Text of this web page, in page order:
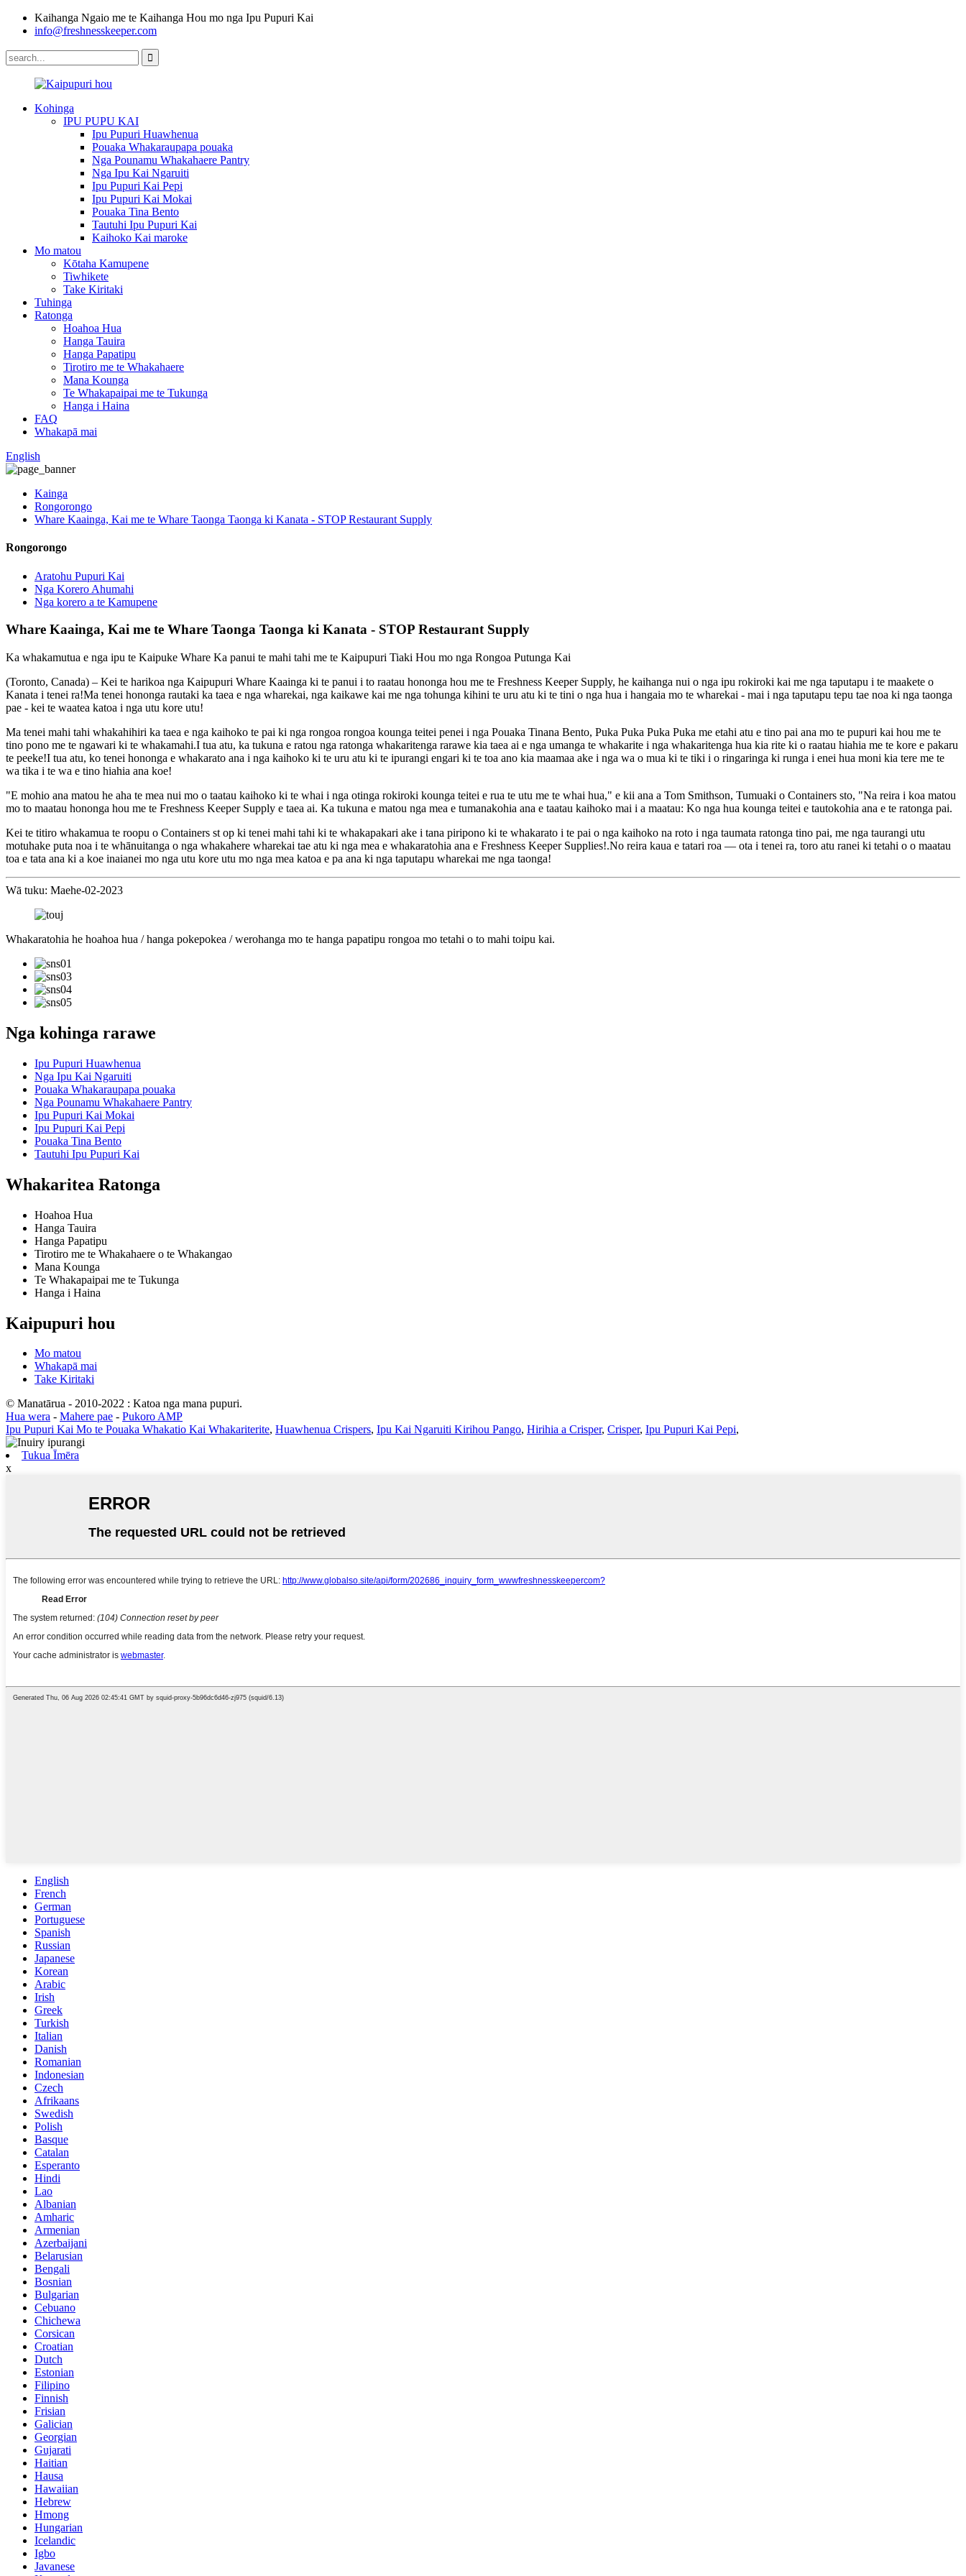
Kaihanga Ngaio me te Kaihanga Hou mo nga Ipu Pupuri Kai
info@freshnesskeeper.com
Kohinga
IPU PUPU KAI
Ipu Pupuri Huawhenua
Pouaka Whakaraupapa pouaka
Nga Pounamu Whakahaere Pantry
Nga Ipu Kai Ngaruiti
Ipu Pupuri Kai Pepi
Ipu Pupuri Kai Mokai
Pouaka Tina Bento
Tautuhi Ipu Pupuri Kai
Kaihoko Kai maroke
Mo matou
Kōtaha Kamupene
Tiwhikete
Take Kiritaki
Tuhinga
Ratonga
Hoahoa Hua
Hanga Tauira
Hanga Papatipu
Tirotiro me te Whakahaere
Mana Kounga
Te Whakapaipai me te Tukunga
Hanga i Haina
FAQ
Whakapā mai
English
Kainga
Rongorongo
Whare Kaainga, Kai me te Whare Taonga Taonga ki Kanata - STOP Restaurant Supply
Rongorongo
Aratohu Pupuri Kai
Nga Korero Ahumahi
Nga korero a te Kamupene
Whare Kaainga, Kai me te Whare Taonga Taonga ki Kanata - STOP Restaurant Supply
Ka whakamutua e nga ipu te Kaipuke Whare Ka panui te mahi tahi me te Kaipupuri Tiaki Hou mo nga Rongoa Putunga Kai
(Toronto, Canada) – Kei te harikoa nga Kaipupuri Whare Kaainga ki te panui i to raatau hononga hou me te Freshness Keeper Supply, he kaihanga nui o nga ipu rokiroki kai me nga taputapu i te maakete o
Kanata i tenei ra!Ma tenei hononga rautaki ka taea e nga wharekai, nga kaikawe kai me nga tohunga kihini te uru atu ki te tini o nga hua i hangaia mo te wharekai - mai i nga taputapu tepu tae noa ki nga taonga
pae - kei te waatea katoa i nga utu kore utu!
Ma tenei mahi tahi whakahihiri ka taea e nga kaihoko te pai ki nga rongoa rongoa kounga teitei penei i nga Pouaka Tinana Bento, Puka Puka Puka Puka me etahi atu e tino pai ana mo te pupuri kai hou me te
tino pono me te ngawari ki te whakamahi.I tua atu, ka tukuna e ratou nga ratonga whakaritenga rarawe kia taea ai e nga umanga te whakarite i nga whakaritenga hua kia rite ki o raatau hiahia me te kore e pakaru
te peeke!I tua atu, ko tenei hononga e whakarato ana i nga kaihoko ki te uru atu ki te ipurangi engari ki te toa ano kia maamaa ake i nga wa o mua ki te tiki i o ringaringa ki runga i enei hua moni kia tere me te
wa tika i te wa e tino hiahia ana koe!
"E mohio ana matou he aha te mea nui mo o taatau kaihoko ki te whai i nga otinga rokiroki kounga teitei e rua te utu me te whai hua," e kii ana a Tom Smithson, Tumuaki o Containers sto, "Na reira i koa matou
mo to maatau hononga hou me te Freshness Keeper Supply e taea ai. Ka tukuna e matou nga mea e tumanakohia ana e taatau kaihoko mai i a maatau: Ko nga hua kounga teitei e tautokohia ana e te ratonga pai.
Kei te titiro whakamua te roopu o Containers st op ki tenei mahi tahi ki te whakapakari ake i tana piripono ki te whakarato i te pai o nga kaihoko na roto i nga taumata ratonga tino pai, me nga taurangi utu
motuhake puta noa i te whānuitanga o nga whakahere wharekai tae atu ki nga mea e whakaratohia ana e Freshness Keeper Supplies!.No reira kaua e tatari roa — ota i tenei ra, toro atu ranei ki tetahi o o maatau
toa e tata ana ki a koe inaianei mo nga utu kore utu mo nga mea katoa e pa ana ki nga taputapu wharekai me nga taonga!
Wā tuku: Maehe-02-2023
Whakaratohia he hoahoa hua / hanga pokepokea / werohanga mo te hanga papatipu rongoa mo tetahi o to mahi toipu kai.
Nga kohinga rarawe
Ipu Pupuri Huawhenua
Nga Ipu Kai Ngaruiti
Pouaka Whakaraupapa pouaka
Nga Pounamu Whakahaere Pantry
Ipu Pupuri Kai Mokai
Ipu Pupuri Kai Pepi
Pouaka Tina Bento
Tautuhi Ipu Pupuri Kai
Whakaritea Ratonga
Hoahoa Hua
Hanga Tauira
Hanga Papatipu
Tirotiro me te Whakahaere o te Whakangao
Mana Kounga
Te Whakapaipai me te Tukunga
Hanga i Haina
Kaipupuri hou
Mo matou
Whakapā mai
Take Kiritaki
© Manatārua - 2010-2022 : Katoa nga mana pupuri.
Hua wera - Mahere pae - Pukoro AMP
Ipu Pupuri Kai Mo te Pouaka Whakatio Kai Whakariterite, Huawhenua Crispers, Ipu Kai Ngaruiti Kirihou Pango, Hirihia a Crisper, Crisper, Ipu Pupuri Kai Pepi,
Tukua Īmēra
x
English
French
German
Portuguese
Spanish
Russian
Japanese
Korean
Arabic
Irish
Greek
Turkish
Italian
Danish
Romanian
Indonesian
Czech
Afrikaans
Swedish
Polish
Basque
Catalan
Esperanto
Hindi
Lao
Albanian
Amharic
Armenian
Azerbaijani
Belarusian
Bengali
Bosnian
Bulgarian
Cebuano
Chichewa
Corsican
Croatian
Dutch
Estonian
Filipino
Finnish
Frisian
Galician
Georgian
Gujarati
Haitian
Hausa
Hawaiian
Hebrew
Hmong
Hungarian
Icelandic
Igbo
Javanese